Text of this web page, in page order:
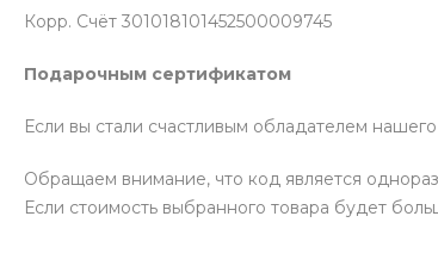
Корр. Счёт 301018101452500009745
Подарочным сертификатом
Если вы стали счастливым обладателем
Обращаем внимание, что код является
Если стоимость выбранного товара будет